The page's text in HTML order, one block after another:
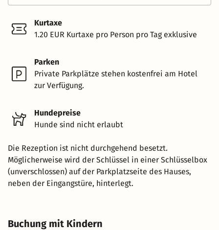
Kurtaxe
1.20 EUR Kurtaxe pro Person pro Tag exklusive
Parken
Private Parkplätze stehen kostenfrei am Hotel
zur Verfügung.
Hundepreise
Hunde sind nicht erlaubt
Die Rezeption ist nicht durchgehend besetzt.
Möglicherweise wird der Schlüssel in einer Schlüsselbox
(unverschlossen) auf der Parkplatzseite des Hauses,
neben der Eingangstüre, hinterlegt.
Buchung mit Kindern